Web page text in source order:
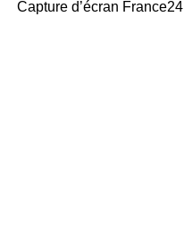
Capture d’écran France24